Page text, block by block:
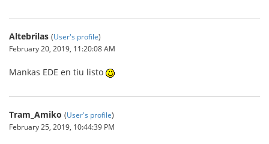
Altebrilas (User's profile)
February 20, 2019, 11:20:08 AM
Mankas EDE en tiu listo
Tram_Amiko (User's profile)
February 25, 2019, 10:44:39 PM